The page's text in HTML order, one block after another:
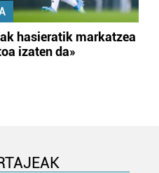
hasieratik markatzea
izaten da»